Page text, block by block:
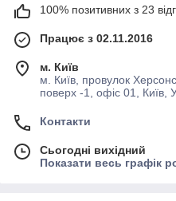
100% позитивних з 23
Працює з 02.11.2016
м. Київ
м. Київ, провулок
поверх -1, офіс 01, Київ,
Контакти
Сьогодні вихідний
Показати весь графік